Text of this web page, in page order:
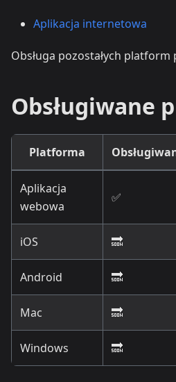
Aplikacja internetowa
Obsługa pozostałych
Obsługiwane
Platforma
Aplikacja
webowa
✅
iOS 🔜
Android 🔜
Mac 🔜
Windows 🔜